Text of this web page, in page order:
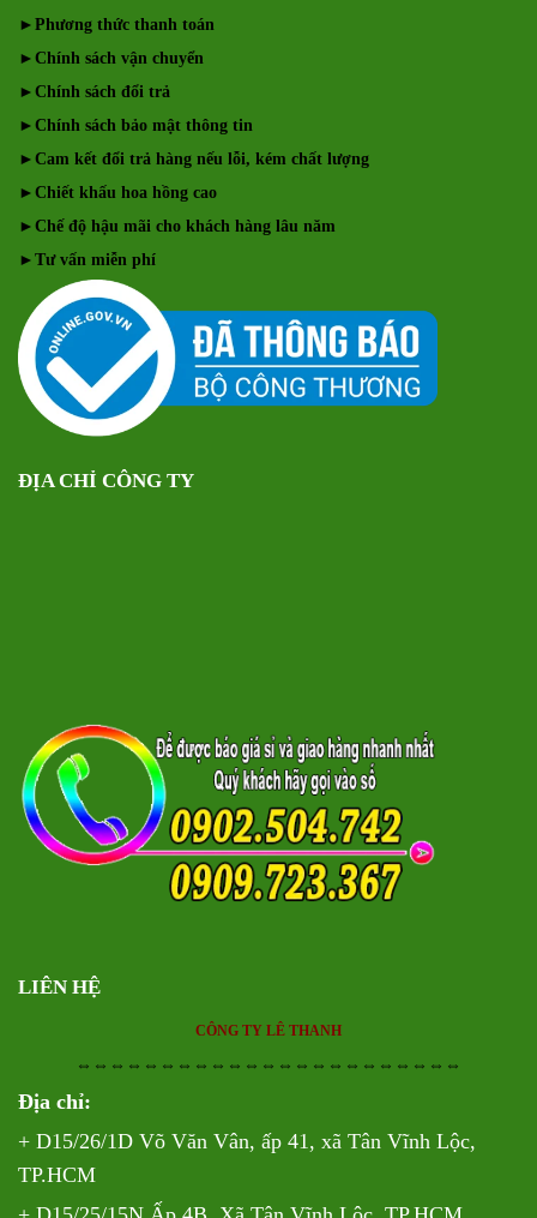
► Phương thức thanh toán
► Chính sách vận chuyển
► Chính sách đổi trả
► Chính sách bảo mật thông tin
► Cam kết đổi trả hàng nếu lỗi, kém chất lượng
► Chiết khấu hoa hồng cao
► Chế độ hậu mãi cho khách hàng lâu năm
► Tư vấn miễn phí
ĐỊA CHỈ CÔNG TY
LIÊN HỆ
CÔNG TY LÊ THANH
⇔⇔⇔⇔⇔⇔⇔⇔⇔⇔⇔⇔⇔⇔⇔⇔⇔⇔⇔⇔⇔⇔⇔
Địa chỉ:
+ D15/26/1D Võ Văn Vân, ấp 41, xã Tân Vĩnh Lộc,
TP.HCM